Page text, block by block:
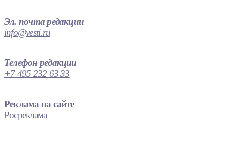
Эл. почта редакции
info@vesti.ru
Телефон редакции
+7 495 232 63 33
Реклама на сайте
Росреклама